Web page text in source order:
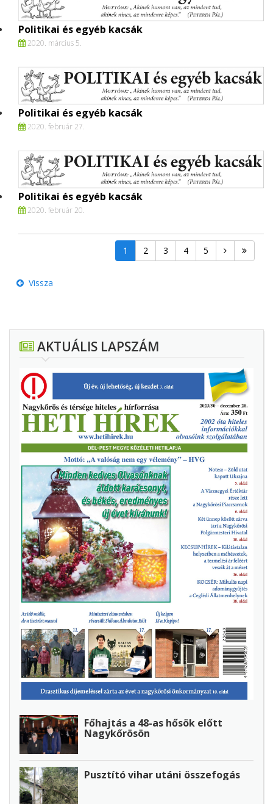
Politikai és egyéb kacsák
2020. március 5.
Politikai és egyéb kacsák
2020. február 27.
Politikai és egyéb kacsák
2020. február 20.
1 2 3 4 5
Vissza
AKTUÁLIS LAPSZÁM
Főhajtás a 48-as hősök előtt
Nagykőrösön
Pusztító vihar utáni összefogás